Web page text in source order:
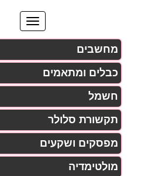
מחשבים
כבלים ומתאמים
חשמל
תקשורת סלולר
מפסקים ושקעים
מולטימדיה